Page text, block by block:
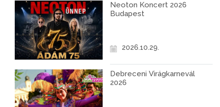
Neoton Koncert 2026
Budapest
2026.10.29.
Debreceni Virágkarnevál
2026